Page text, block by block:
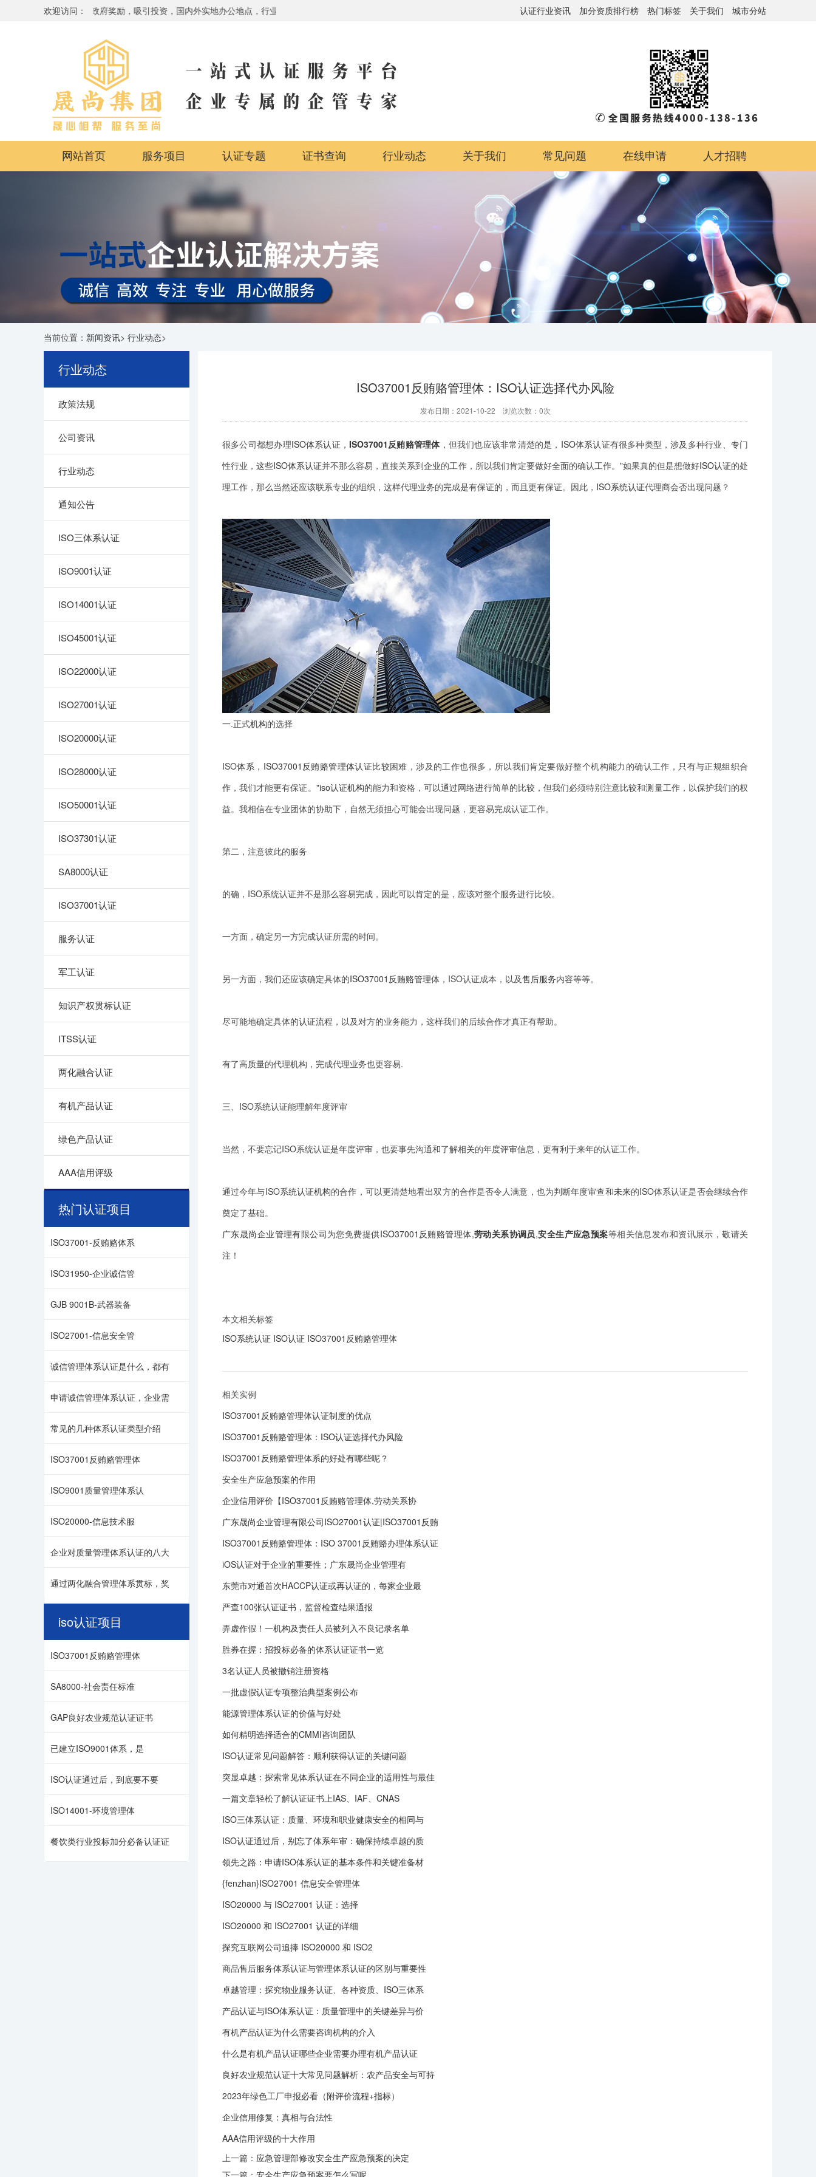
欢迎访问：
通行证，政府奖励，吸引投资，国内外实地办公地点，行业体系全覆盖 认证行业资讯 加分资质排行榜 热门标签 关于我们 城市分站
网站首页 服务项目 认证专题 证书查询 行业动态 关于我们 常见问题 在线申请 人才招聘
当前位置： 新闻资讯> 行业动态>
行业动态
政策法规
公司资讯
行业动态
通知公告
ISO三体系认证
ISO9001认证
ISO14001认证
ISO45001认证
ISO22000认证
ISO27001认证
ISO20000认证
ISO28000认证
ISO50001认证
ISO37301认证
SA8000认证
ISO37001认证
服务认证
军工认证
知识产权贯标认证
ITSS认证
两化融合认证
有机产品认证
绿色产品认证
AAA信用评级
热门认证项目
ISO37001-反贿赂体系
ISO31950-企业诚信管
GJB 9001B-武器装备
ISO27001-信息安全管
诚信管理体系认证是什么，都有
申请诚信管理体系认证，企业需
常见的几种体系认证类型介绍
ISO37001反贿赂管理体
ISO9001质量管理体系认
ISO20000-信息技术服
企业对质量管理体系认证的八大
通过两化融合管理体系贯标，奖
iso认证项目
ISO37001反贿赂管理体
SA8000-社会责任标准
GAP良好农业规范认证证书
已建立ISO9001体系，是
ISO认证通过后，到底要不要
ISO14001-环境管理体
餐饮类行业投标加分必备认证证
ISO37001反贿赂管理体：ISO认证选择代办风险
发布日期：2021-10-22 浏览次数： 0次
很多公司都想办理ISO体系认证 ，ISO37001反贿赂管理体，但我们也应该非常清楚的是， ISO体系认证有很多种类型，涉及 多种行业、专门
性行业，这些ISO体系认证并不那么容易，直接关系到企业的工作，所以我们肯定要做好全面的确认工作。"如果真的但是想做好ISO认证的处
理工作，那么当然还应该联系专业的组织，这样代理业务的完成是有保证的，而且更有保证。因此， ISO系统认证代理商会否出现问题？
一.正式机构的选择
ISO体系 ， ISO37001反贿赂管理体认证比较困难，涉及的工作也很多，所以我们肯定要做好整个机构能力的确认工作，只有与正规组织合
作，我们才能更有保证。"iso认证机构的能力和资格，可以通过网络进行简单的比较，但我们必须特别注意比较和测量工作，以保护我们的权
益。我相信在专业团体的协助下，自然无须担心可能会出现问题，更容易完成认证工作。
第二，注意彼此的服务
的确，ISO系统认证并不是那么容易完成，因此可以肯定的是，应该对整个服务进行比较。
一方面，确定另一方完成认证所需的时间。
另一方面，我们还应该确定具体的ISO37001反贿赂管理体，ISO认证成本，以及售后服务内容等等。
尽可能地确定具体的认证流程 ，以及对方的业务能力，这样我们的后续合作才真正有帮助。
有了高质量的代理机构，完成代理业务也更容易.
三、ISO系统认证能理解年度评审
当然，不要忘记ISO系统认证是年度评审，也要事先沟通和了解相关的年度评审信息，更有利于来年的认证工作。
通过今年与ISO系统认证机构的合作，可以更清楚地看出双方的合作是否令人满意，也为判断年度审查和未来的ISO体系认证是否会继续合作
奠定了基础。
广东晟尚企业管理有限公司为您免费提供ISO37001反贿赂管理体,劳动关系协调员,安全生产应急预案等相关信息发布和资讯展示，敬请关
注！
本文相关标签
ISO系统认证 ISO认证 ISO37001反贿赂管理体
相关实例
ISO37001反贿赂管理体认证制度的优点
ISO37001反贿赂管理体：ISO认证选择代办风险
ISO37001反贿赂管理体系的好处有哪些呢？
安全生产应急预案的作用
企业信用评价【ISO37001反贿赂管理体,劳动关系协
广东晟尚企业管理有限公司ISO27001认证|ISO37001反贿
ISO37001反贿赂管理体：ISO 37001反贿赂办理体系认证
iOS认证对于企业的重要性；广东晟尚企业管理有
东莞市对通首次HACCP认证或再认证的，每家企业最
严查100张认证证书，监督检查结果通报
弄虚作假！一机构及责任人员被列入不良记录名单
胜券在握：招投标必备的体系认证证书一览
3名认证人员被撤销注册资格
一批虚假认证专项整治典型案例公布
能源管理体系认证的价值与好处
如何精明选择适合的CMMI咨询团队
ISO认证常见问题解答：顺利获得认证的关键问题
突显卓越：探索常见体系认证在不同企业的适用性与最佳
一篇文章轻松了解认证证书上IAS、IAF、CNAS
ISO三体系认证：质量、环境和职业健康安全的相同与
ISO认证通过后，别忘了体系年审：确保持续卓越的质
领先之路：申请ISO体系认证的基本条件和关键准备材
{fenzhan}ISO27001 信息安全管理体
ISO20000 与 ISO27001 认证：选择
ISO20000 和 ISO27001 认证的详细
探究互联网公司追捧 ISO20000 和 ISO2
商品售后服务体系认证与管理体系认证的区别与重要性
卓越管理：探究物业服务认证、各种资质、ISO三体系
产品认证与ISO体系认证：质量管理中的关键差异与价
有机产品认证为什么需要咨询机构的介入
什么是有机产品认证哪些企业需要办理有机产品认证
良好农业规范认证十大常见问题解析：农产品安全与可持
2023年绿色工厂申报必看（附评价流程+指标）
企业信用修复：真相与合法性
AAA信用评级的十大作用
上一篇： 应急管理部修改安全生产应急预案的决定
下一篇： 安全生产应急预案要怎么写呢